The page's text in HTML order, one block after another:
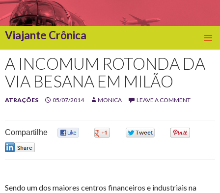
Viajante Crônica
TO
CONTENT
A INCOMUM ROTONDA DA
VIA BESANA EM MILÃO
ATRAÇÕES 05/07/2014 MONICA LEAVE A COMMENT
Compartilhe
Sendo um dos maiores centros financeiros e industriais na